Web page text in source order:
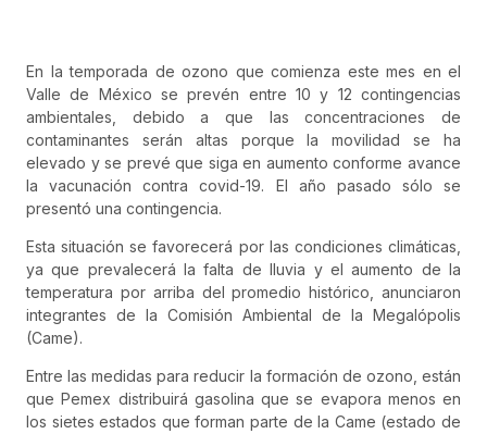
En la temporada de ozono que comienza este mes en el
Valle de México se prevén entre 10 y 12 contingencias
ambientales, debido a que las concentraciones de
contaminantes serán altas porque la movilidad se ha
elevado y se prevé que siga en aumento conforme avance
la vacunación contra covid-19. El año pasado sólo se
presentó una contingencia.
Esta situación se favorecerá por las condiciones climáticas,
ya que prevalecerá la falta de lluvia y el aumento de la
temperatura por arriba del promedio histórico, anunciaron
integrantes de la Comisión Ambiental de la Megalópolis
(Came).
Entre las medidas para reducir la formación de ozono, están
que Pemex distribuirá gasolina que se evapora menos en
los sietes estados que forman parte de la Came (estado de